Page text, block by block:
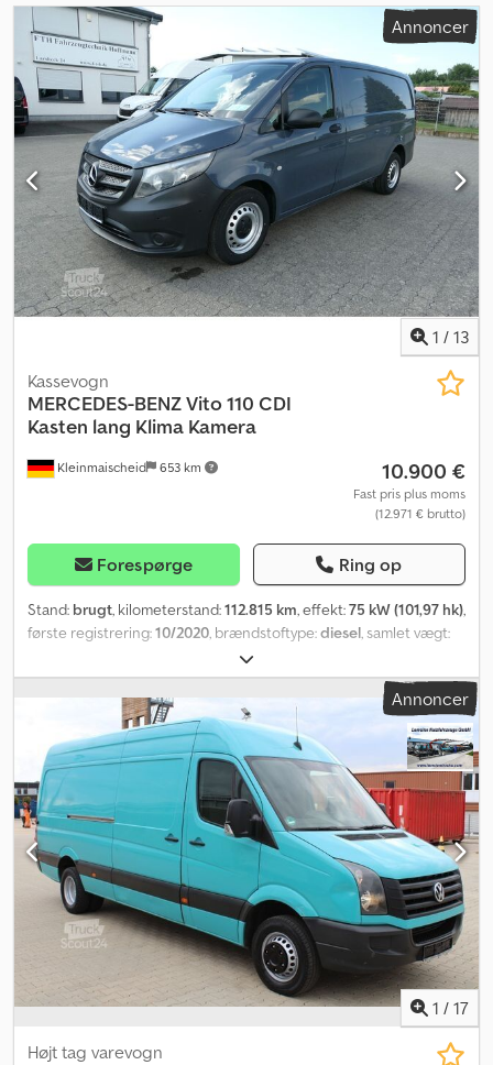
Annoncer
1 / 13
Kleinmaischeid 653 km
Kassevogn
MERCEDES-BENZVito 110 CDI
Kasten lang Klima Kamera
10.900 €
Fast pris plus moms
(12.971 € brutto)
Forespørge Ring op
Stand: brugt, kilometerstand:112.815 km, effekt:75 kW (101,97 hk),
første registrering:10/2020 , brændstoftype:diesel , samlet vægt:
06/2028
Euro 6, Udstyr:ABS, klimaanlæg, sodfilter, Brugt køretøj Euro 6
grøn miljømærke, lang kassevogn, klimaanlæg, bakkamera,
parkeringssensorer for og bag, fartpilot, multifunktionsrat, 6-trins
gearkasse, 3 sæder, skillevæg, varerumsbeklædning gulv + væg,
elruder, centrallås, airbag, ABS, ASR, tysk køretøj, original
kilometertal, - Mellemhandel og fejl i oplysninger forbeholdes -
Sælges kun til erhvervsdrivende eller eksport - Køretøjsnr.: - 93
Cedpoynu Uqofx Amherf
Annoncer
1 / 17
Højt tag varevogn